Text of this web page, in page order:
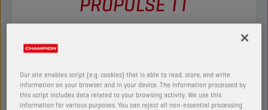
Створено для райдерів, які бажають найкращого
життєвий цикл. Допомагає розширити
можливості мотоцикла, водночас дбаючи про
нього протягом тривалого часу.
Our site enables script (e.g. cookies) that is able to read, store, and write
information on your browser and in your device. The information processed by
this script includes data related to your browsing activity. We use this
information for various purposes. You can reject all non-essential processing